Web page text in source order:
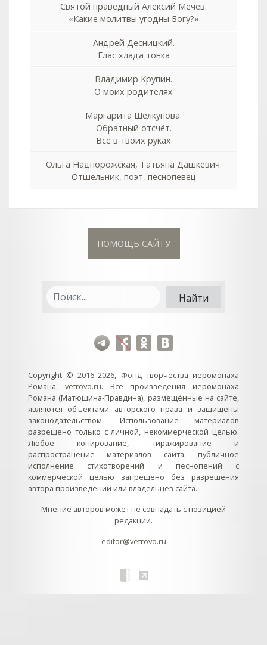
Святой праведный Алексий Мечёв.
«Какие молитвы угодны Богу?»
Андрей Десницкий.
Глас хлада тонка
Владимир Крупин.
О моих родителях
Маргарита Шелкунова.
Обратный отсчёт.
Всё в твоих руках
Ольга Надпорожская, Татьяна Дашкевич.
Отшельник, поэт, песнопевец
ПОМОЩЬ САЙТУ
Copyright © 2016–2026, Фондтворчества иеромонаха
Романа, vetrovo.ru. Все произведения иеромонаха
Романа (Матюшина-Правдина), размещённые на сайте,
являются объектами авторского права и защищены
законодательством. Использование материалов
разрешено только с личной, некоммерческой целью.
Любое копирование, тиражирование и
распространение материалов сайта, публичное
исполнение стихотворений и песнопений с
коммерческой целью запрещено без разрешения
автора произведений или владельцев сайта.
Мнение авторов может не совпадать с позицией
редакции.
editor@vetrovo.ru